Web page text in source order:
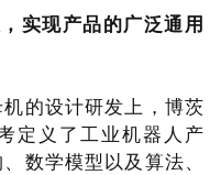
实现产品的广泛通用
的设计研发上，博茨
定义了工业机器人产
数学模型以及算法、